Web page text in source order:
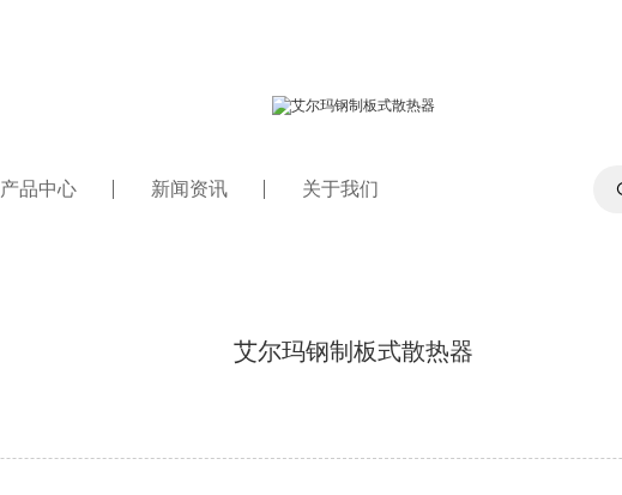
产品中心 新闻资讯 关于我们
艾尔玛钢制板式散热器